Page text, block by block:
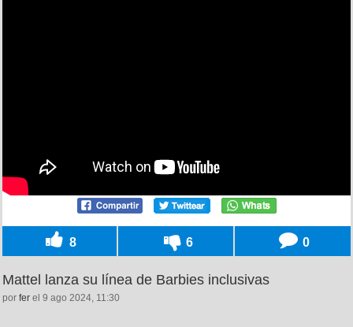
8 6 0
Mattel lanza su línea de Barbies inclusivas
por fer el 9 ago 2024, 11:30